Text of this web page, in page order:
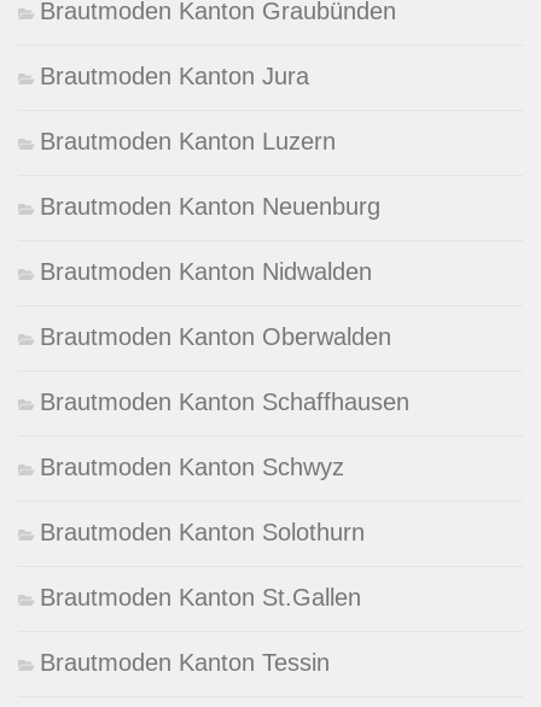
Brautmoden Kanton Graubünden
Brautmoden Kanton Jura
Brautmoden Kanton Luzern
Brautmoden Kanton Neuenburg
Brautmoden Kanton Nidwalden
Brautmoden Kanton Oberwalden
Brautmoden Kanton Schaffhausen
Brautmoden Kanton Schwyz
Brautmoden Kanton Solothurn
Brautmoden Kanton St.Gallen
Brautmoden Kanton Tessin